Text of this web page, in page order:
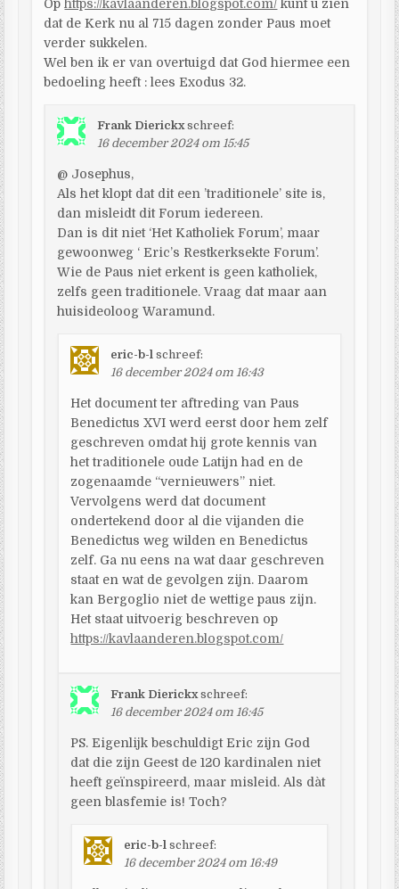
Ophttps://kavlaanderen.blogspot.com/ kunt u zien
dat de Kerk nu al 715 dagen zonder Paus moet
verder sukkelen.
Wel ben ik er van overtuigd dat God hiermee een
bedoeling heeft : lees Exodus 32.
Frank Dierickx schreef:
16 december 2024 om 15:45
@ Josephus,
Als het klopt dat dit een ’traditionele’ site is,
dan misleidt dit Forum iedereen.
Dan is dit niet ‘Het Katholiek Forum’, maar
gewoonweg ‘ Eric’s Restkerksekte Forum’.
Wie de Paus niet erkent is geen katholiek,
zelfs geen traditionele. Vraag dat maar aan
huisideoloog Waramund.
eric-b-l schreef:
16 december 2024 om 16:43
Het document ter aftreding van Paus
Benedictus XVI werd eerst door hem zelf
geschreven omdat hij grote kennis van
het traditionele oude Latijn had en de
zogenaamde “vernieuwers” niet.
Vervolgens werd dat document
ondertekend door al die vijanden die
Benedictus weg wilden en Benedictus
zelf. Ga nu eens na wat daar geschreven
staat en wat de gevolgen zijn. Daarom
kan Bergoglio niet de wettige paus zijn.
Het staat uitvoerig beschreven op
https://kavlaanderen.blogspot.com/
Frank Dierickx schreef:
16 december 2024 om 16:45
PS. Eigenlijk beschuldigt Eric zijn God
dat die zijn Geest de 120 kardinalen niet
heeft geïnspireerd, maar misleid. Als dàt
geen blasfemie is! Toch?
eric-b-l schreef:
16 december 2024 om 16:49